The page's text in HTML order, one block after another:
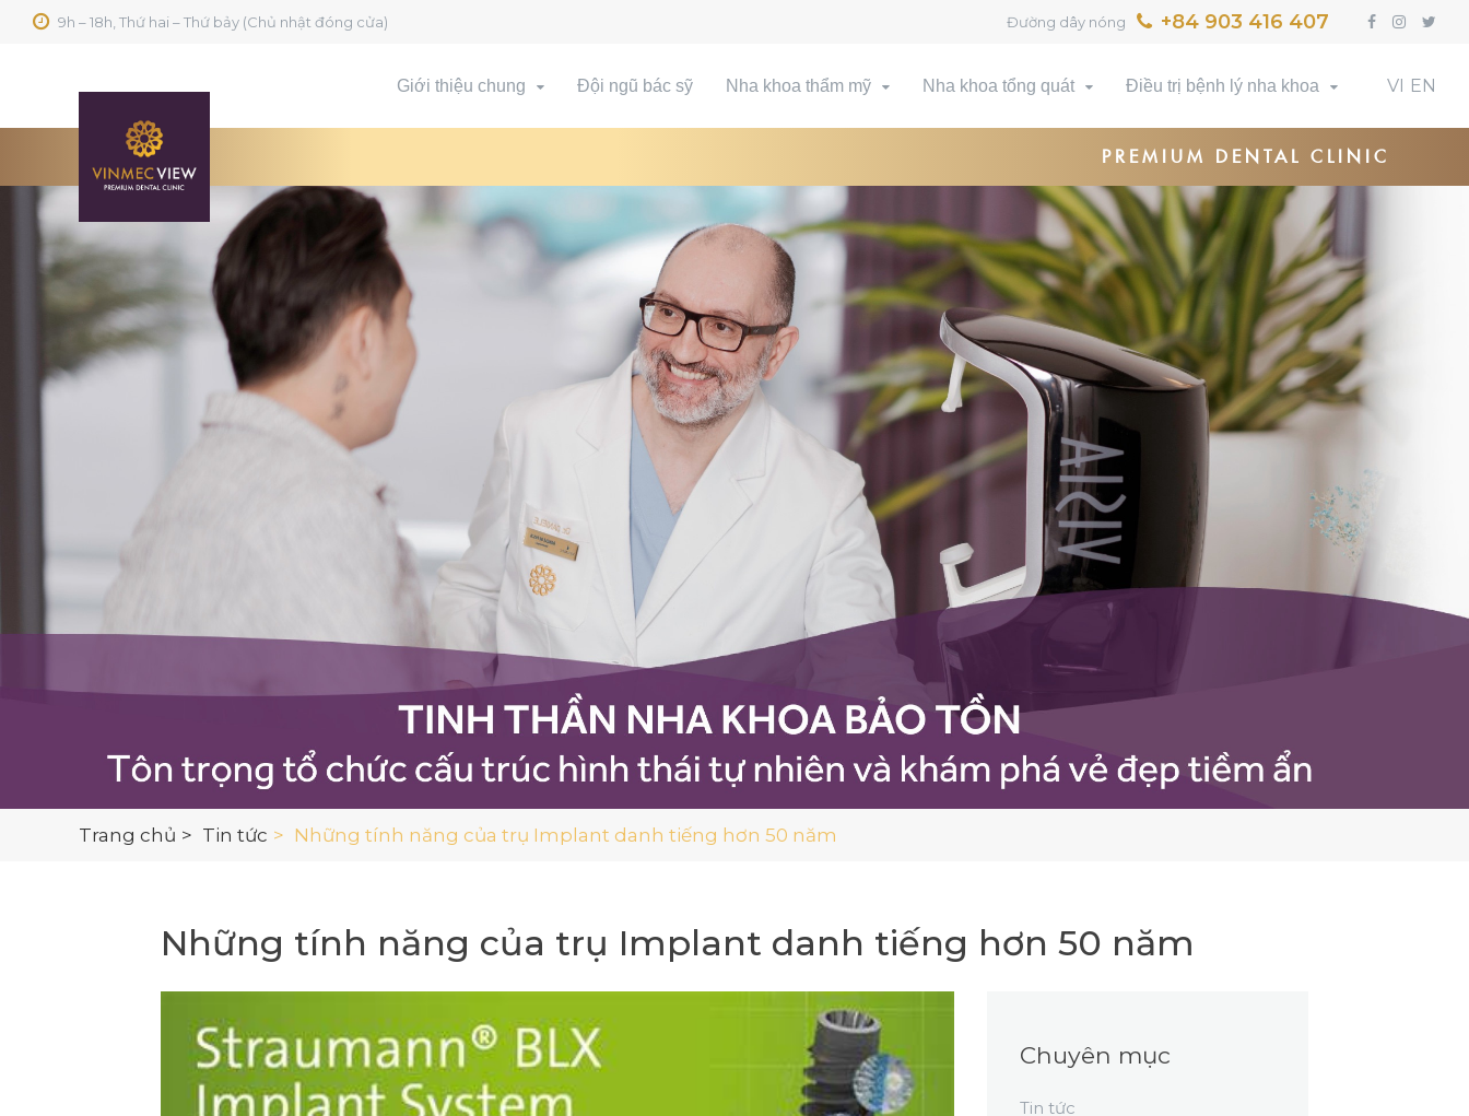
9h – 18h, Thứ hai – Thứ bảy (Chủ nhật đóng cửa) Đường dây nóng +84 903 416 407
Giới thiệu chung Đội ngũ bác sỹ Nha khoa thẩm mỹ Nha khoa tổng quát Điều trị bệnh lý nha khoa VI EN
PREMIUM DENTAL CLINIC
Trang chủ Tin tức Những tính năng của trụ Implant danh tiếng hơn 50 năm
Những tính năng của trụ Implant danh tiếng hơn 50 năm
Chuyên mục
Tin tức